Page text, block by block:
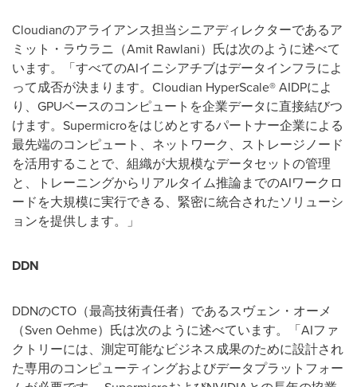
Cloudianのアライアンス担当シニアディレクターであるア
ミット・ラウラニ（Amit Rawlani）氏は次のように述べて
います。「すべてのAIイニシアチブはデータインフラによ
って成否が決まります。Cloudian HyperScale® AIDPによ
り、GPUベースのコンピュートを企業データに直接結びつ
けます。Supermicroをはじめとするパートナー企業による
最先端のコンピュート、ネットワーク、ストレージノード
を活用することで、組織が大規模なデータセットの管理
と、トレーニングからリアルタイム推論までのAIワークロ
ードを大規模に実行できる、緊密に統合されたソリューシ
ョンを提供します。」
DDN
DDNのCTO（最高技術責任者）であるスヴェン・オーメ
（Sven Oehme）氏は次のように述べています。「AIファ
クトリーには、測定可能なビジネス成果のために設計され
た専用のコンピューティングおよびデータプラットフォー